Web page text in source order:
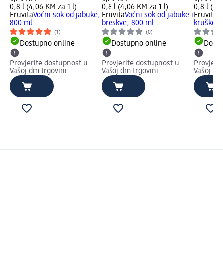
0,8 l (4,06 KM za 1 l)
FruvitaVoćni sok od jabuke,
800 ml
(1)
Dostupno online
Provjerite dostupnost u
Vašoj dm trgovini
0,8 l (4,06 KM za 1 l)
FruvitaVoćni sok od jabuke i
breskve, 800 ml
(0)
Dostupno online
Provjerite dostupnost u
Vašoj dm trgovini
0,8 l
Fruvita
kruške,
Vašoj